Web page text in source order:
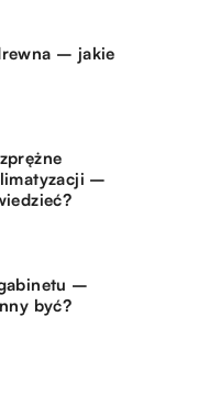
– jakie
–
–
być?